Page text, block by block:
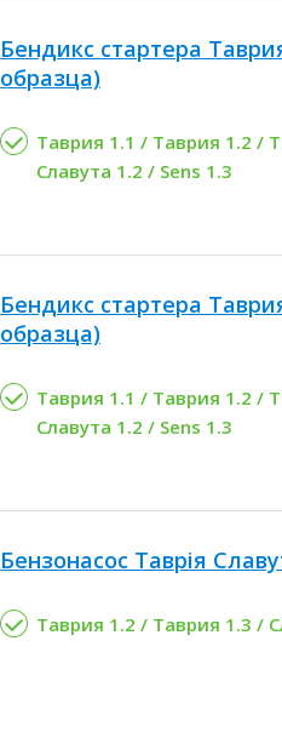
Бендикс стартера
образца)
Таврия 1.1 / Таврия 1.2 /
Славута 1.2 / Sens 1.3
Бендикс стартера
образца)
Таврия 1.1 / Таврия 1.2 /
Славута 1.2 / Sens 1.3
Бензонасос Таврія
Таврия 1.2 / Таврия 1.3 /